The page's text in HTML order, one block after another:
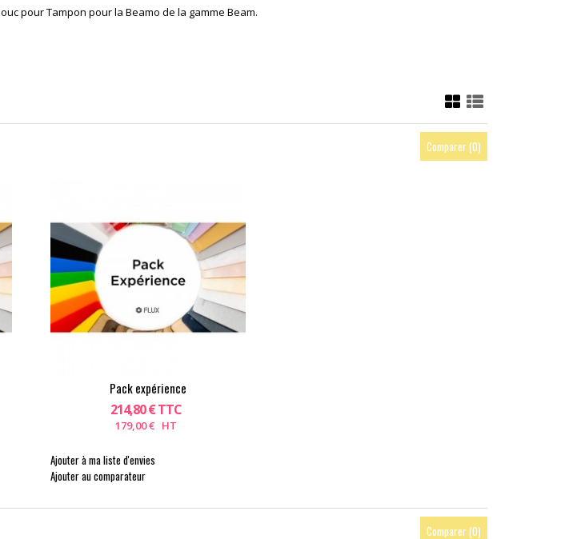
pour Tampon pour la Beamo de la gamme Beam.
Comparer (0)
Pack expérience
214,80 € TTC
179,00 € HT
Ajouter à ma liste d'envies
Ajouter au comparateur
Comparer (0)